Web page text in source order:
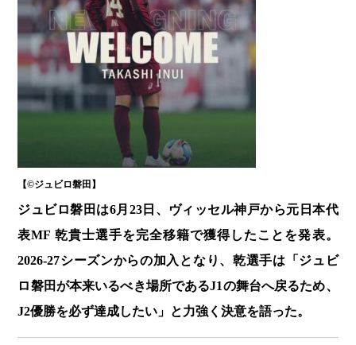
【©️ジュビロ磐田】
ジュビロ磐田は6月23日、ヴィッセル神戸から元日本代
表MF 乾貴士選手を完全移籍で獲得したことを発表。
2026-27シーズンからの加入となり、乾選手は「ジュビ
ロ磐田が本来いるべき場所であるJ1の舞台へ戻るため、
J2優勝を必ず達成したい」と力強く決意を語った。